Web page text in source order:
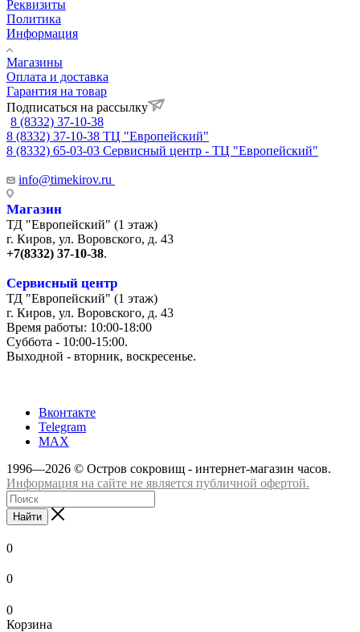
Реквизиты
Политика
Информация
Магазины
Оплата и доставка
Гарантия на товар
Подписаться на рассылку
8 (8332) 37-10-38
8 (8332) 37-10-38 ТЦ "Европейский"
8 (8332) 65-03-03 Сервисный центр - ТЦ "Европейский"
info@timekirov.ru
Магазин
ТД "Европейский" (1 этаж)
г. Киров, ул. Воровского, д. 43
+7(8332) 37-10-38.
Сервисный центр
ТД "Европейский" (1 этаж)
г. Киров, ул. Воровского, д. 43
Время работы: 10:00-18:00
Суббота - 10:00-15:00.
Выходной - вторник, воскресенье.
Вконтакте
Telegram
MAX
1996—2026 © Остров сокровищ - интернет-магазин часов.
Информация на сайте не является публичной офертой.
Найти
0
0
0
Корзина